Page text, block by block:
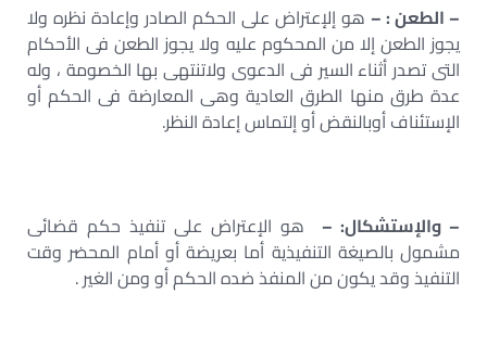
– الطعن : – هو إلإعتراض على الحكم الصادر وإعادة نظره ولا
يجوز الطعن إلا من المحكوم عليه ولا يجوز الطعن فى الأحكام
التى تصدر أثناء السير فى الدعوى ولاتنتهى بها الخصومة ، وله
عدة طرق منها الطرق العادية وهى المعارضة فى الحكم أو
الإستئناف أوبالنقض أو إلتماس إعادة النظر.
– والإستشكال: – هو الإعتراض على تنفيذ حكم قضائى
مشمول بالصيغة التنفيذية أما بعريضة أو أمام المحضر وقت
التنفيذ وقد يكون من المنفذ ضده الحكم أو ومن الغير .